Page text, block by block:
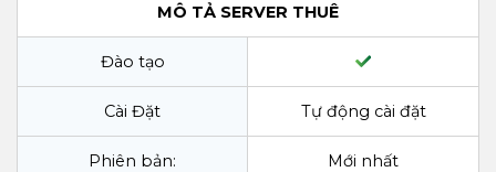
MÔ TẢ SERVER THUÊ
Đào tạo
Cài Đặt Tự động cài đặt
Phiên bản: Mới nhất